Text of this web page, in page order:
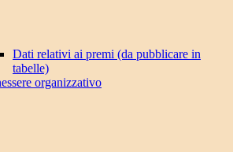
Dati relativi ai premi (da pubblicare in
tabelle)
organizzativo